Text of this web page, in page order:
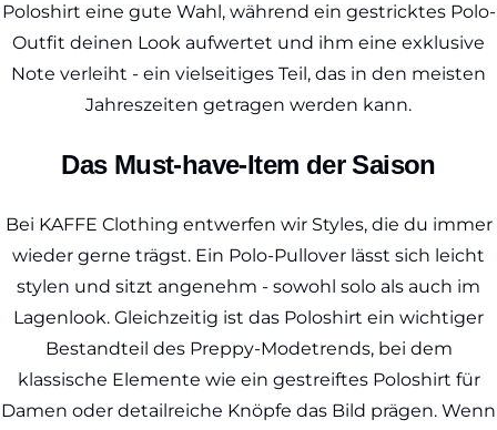
Poloshirt eine gute Wahl, während ein gestricktes Polo-
Outfit deinen Look aufwertet und ihm eine exklusive
Note verleiht - ein vielseitiges Teil, das in den meisten
Jahreszeiten getragen werden kann.
Das Must-have-Item der Saison
Bei KAFFE Clothing entwerfen wir Styles, die du immer
wieder gerne trägst. Ein Polo-Pullover lässt sich leicht
stylen und sitzt angenehm - sowohl solo als auch im
Lagenlook. Gleichzeitig ist das Poloshirt ein wichtiger
Bestandteil des Preppy-Modetrends, bei dem
klassische Elemente wie ein gestreiftes Poloshirt für
Damen oder detailreiche Knöpfe das Bild prägen. Wenn